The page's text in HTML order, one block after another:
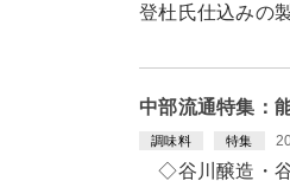
登杜氏仕込みの
中部流通特集：
調味料 特集
◇谷川醸造・